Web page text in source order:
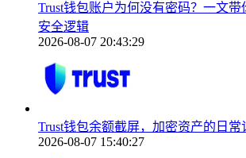
Trust钱包账户为何没有密码？一文带
安全逻辑
2026-08-07 20:43:29
Trust钱包余额截屏，加密资产的日常
2026-08-07 15:40:27